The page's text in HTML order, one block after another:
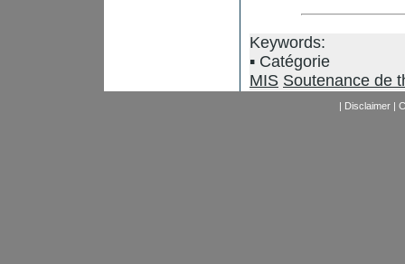
Keywords:
Catégorie
MIS Soutenance de
| Disclaimer|